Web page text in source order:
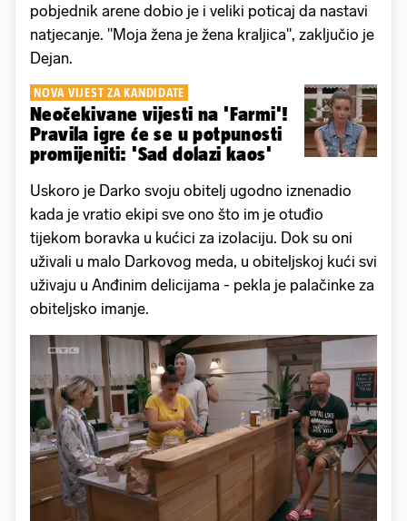
pobjednik arene dobio je i veliki poticaj da nastavi
natjecanje. "Moja žena je žena kraljica", zaključio je
Dejan.
NOVA VIJEST ZA KANDIDATE
Neočekivane vijesti na 'Farmi'!
Pravila igre će se u potpunosti
promijeniti: 'Sad dolazi kaos'
Uskoro je Darko svoju obitelj ugodno iznenadio
kada je vratio ekipi sve ono što im je otuđio
tijekom boravka u kućici za izolaciju. Dok su oni
uživali u malo Darkovog meda, u obiteljskoj kući svi
uživaju u Anđinim delicijama - pekla je palačinke za
obiteljsko imanje.